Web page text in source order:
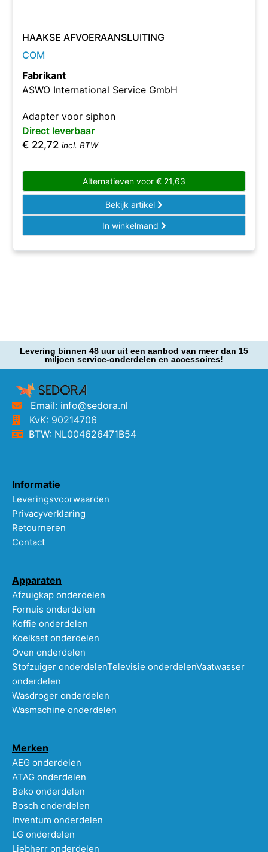
HAAKSE AFVOERAANSLUITING
COM
Fabrikant
ASWO International Service GmbH
Adapter voor siphon
Direct leverbaar
€ 22,72 incl. BTW
Alternatieven voor € 21,63
Bekijk artikel
In winkelmand
Levering binnen 48 uur uit een aanbod van meer dan 15
miljoen service-onderdelen en accessoires!
Email: info@sedora.nl
KvK: 90214706
BTW: NL004626471B54
Informatie
Leveringsvoorwaarden
Privacyverklaring
Retourneren
Contact
Apparaten
Afzuigkap onderdelen
Fornuis onderdelen
Koffie onderdelen
Koelkast onderdelen
Oven onderdelen
Stofzuiger onderdelenTelevisie onderdelenVaatwasser
onderdelen
Wasdroger onderdelen
Wasmachine onderdelen
Merken
AEG onderdelen
ATAG onderdelen
Beko onderdelen
Bosch onderdelen
Inventum onderdelen
LG onderdelen
Liebherr onderdelen